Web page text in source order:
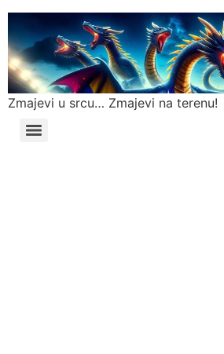
Zmajevi u srcu… Zmajevi na terenu!